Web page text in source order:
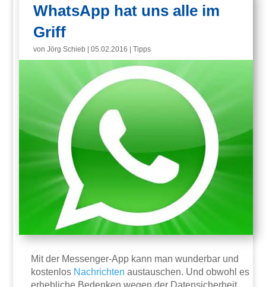
WhatsApp hat uns alle im
Griff
vonJörg Schieb |05.02.2016 |Tipps
Mit der Messenger-App kann man wunderbar und
kostenlos Nachrichten austauschen. Und obwohl es